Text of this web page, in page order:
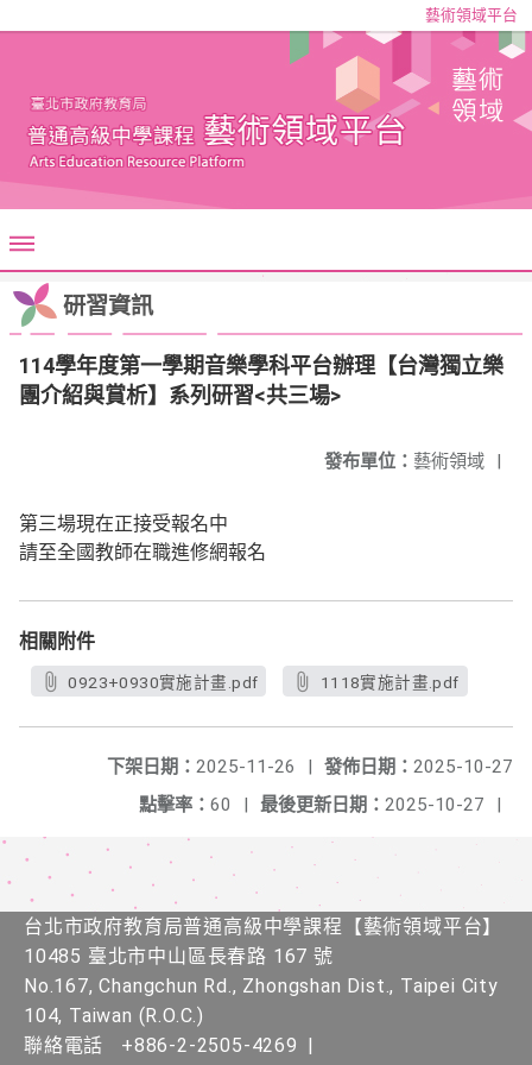
藝術領域平台
研習資訊
114學年度第一學期音樂學科平台辦理【台灣獨立樂
團介紹與賞析】系列研習<共三場>
發布單位： 藝術領域 |
第三場現在正接受報名中
請至全國教師在職進修網報名
相關附件
0923+0930實施計畫.pdf 1118實施計畫.pdf
發佈日期： 2025-10-27
下架日期： 2025-11-26
|
最後更新日期： 2025-10-27 |
點擊率： 60 |
台北市政府教育局普通高級中學課程​【​藝術領域平台】
10485 臺北市中山區長春路 167 號
No.167, Changchun Rd., Zhongshan Dist., Taipei City
104, Taiwan (R.O.C.)
聯絡電話
+886-2-2505-4269 |